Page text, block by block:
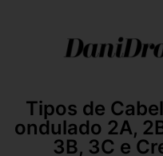
Tipos de
ondulado 2A,
3B, 3C e